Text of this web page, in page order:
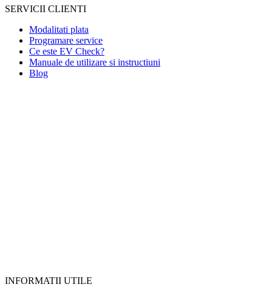
SERVICII CLIENTI
Modalitati plata
Programare service
Ce este EV Check?
Manuale de utilizare si instructiuni
Blog
INFORMATII UTILE